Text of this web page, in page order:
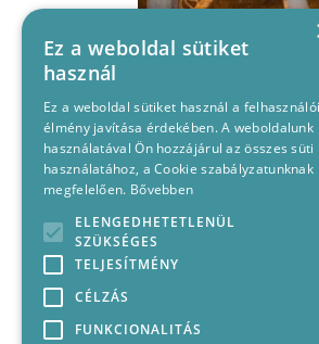
KORÁBBI
Ez a weboldal sütiket
használ
Ez a weboldal sütiket használ a felhasználói
élmény javítása érdekében. A weboldalunk
használatával Ön hozzájárul az összes süti
használatához, a Cookie szabályzatunknak
megfelelően. Bővebben
ELENGEDHETETLENÜL
SZÜKSÉGES
TELJESÍTMÉNY
CÉLZÁS
FUNKCIONALITÁS